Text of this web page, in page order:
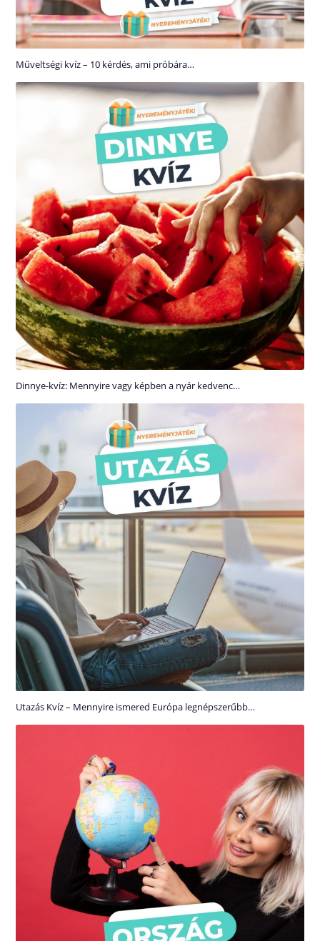
Műveltségi kvíz – 10 kérdés, ami próbára…
Dinnye-kvíz: Mennyire vagy képben a nyár kedvenc…
Utazás Kvíz – Mennyire ismered Európa legnépszerűbb…